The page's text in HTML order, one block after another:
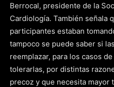
Berrocal, presidente de la
Cardiología. También señala
participantes estaban
tampoco se puede saber si
reemplazar, para los casos
tolerarlas, por distintas
precoz y que necesita mayor